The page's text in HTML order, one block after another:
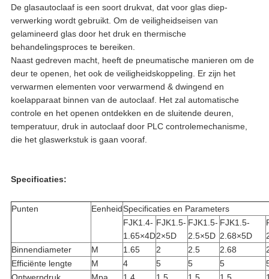
De glasautoclaaf is een soort drukvat, dat voor glas diep-
verwerking wordt gebruikt. Om de veiligheidseisen van
gelamineerd glas door het druk en thermische
behandelingsproces te bereiken.
Naast gedreven macht, heeft de pneumatische manieren om de
deur te openen, het ook de veiligheidskoppeling. Er zijn het
verwarmen elementen voor verwarmend & dwingend en
koelapparaat binnen van de autoclaaf. Het zal automatische
controle en het openen ontdekken en de sluitende deuren,
temperatuur, druk in autoclaaf door PLC controlemechanisme,
die het glaswerkstuk is gaan vooraf.
Specificaties:
Punten EenheidSpecificaties en Parameters
FJK1.4-
1.65×4D
FJK1.5-
2×5D
FJK1.5-
2.5×5D
FJK1.5-
2.68×5D
Binnendiameter
M 1.65 2 2.5 2.68
Efficiënte lengte
M 4 5 5 5